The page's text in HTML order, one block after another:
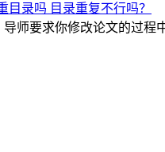
目录吗 目录重复不行吗？
师要求你修改论文的过